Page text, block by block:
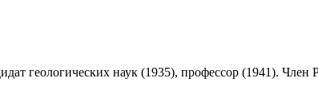
геологических наук (1935), профессор (1941). Член